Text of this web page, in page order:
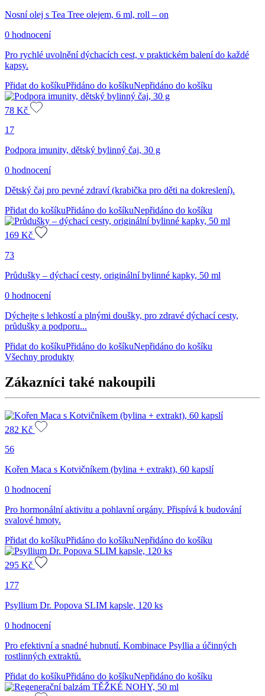
Nosní olej s Tea Tree olejem, 6 ml, roll – on
0 hodnocení
Pro rychlé uvolnění dýchacích cest, v praktickém balení do každé
kapsy.
Přidat do košíkuPřidáno do košíkuNepřidáno do košíku
78 Kč
17
Podpora imunity, dětský bylinný čaj, 30 g
0 hodnocení
Dětský čaj pro pevné zdraví (krabička pro děti na dokreslení).
Přidat do košíkuPřidáno do košíkuNepřidáno do košíku
169 Kč
73
Průdušky – dýchací cesty, originální bylinné kapky, 50 ml
0 hodnocení
Dýchejte s lehkostí a plnými doušky, pro zdravé dýchací cesty,
průdušky a podporu...
Přidat do košíkuPřidáno do košíkuNepřidáno do košíku
Všechny produkty
Zákazníci také nakoupili
282 Kč
56
Kořen Maca s Kotvičníkem (bylina + extrakt), 60 kapslí
0 hodnocení
Pro hormonální aktivitu a pohlavní orgány. Přispívá k budování
svalové hmoty.
Přidat do košíkuPřidáno do košíkuNepřidáno do košíku
295 Kč
177
Psyllium Dr. Popova SLIM kapsle, 120 ks
0 hodnocení
Pro efektivní a snadné hubnutí. Kombinace Psyllia a účinných
rostlinných extraktů.
Přidat do košíkuPřidáno do košíkuNepřidáno do košíku